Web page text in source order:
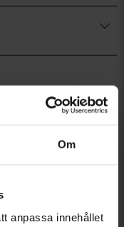
Om
anpassa innehållet